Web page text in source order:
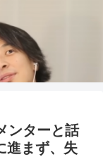
ンターと話
進まず、失